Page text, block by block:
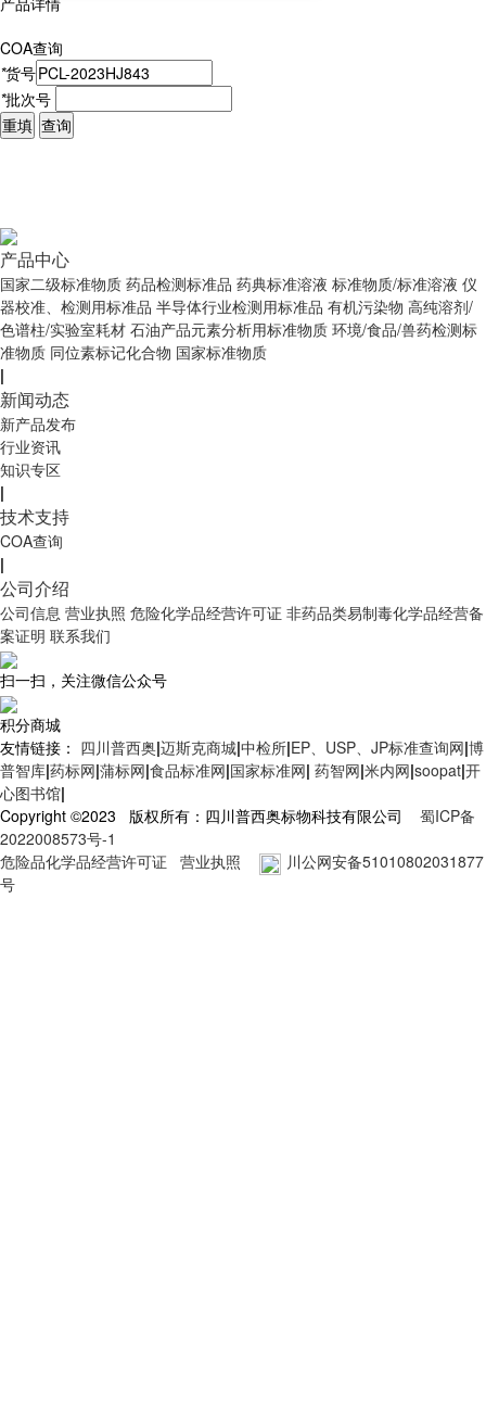
COA查询
*货号
*批次号
重填 查询
产品中心
国家二级标准物质 药品检测标准品 药典标准溶液 标准物质/标准溶液 仪
器校准、检测用标准品 半导体行业检测用标准品 有机污染物 高纯溶剂/
色谱柱/实验室耗材 石油产品元素分析用标准物质 环境/食品/兽药检测标
准物质 同位素标记化合物 国家标准物质
|
新闻动态
新产品发布
行业资讯
知识专区
|
技术支持
COA查询
|
公司介绍
公司信息 营业执照 危险化学品经营许可证 非药品类易制毒化学品经营备
案证明 联系我们
扫一扫，关注微信公众号
积分商城
友情链接： 四川普西奥|迈斯克商城|中检所|EP、USP、JP标准查询网|博
普智库|药标网|蒲标网|食品标准网|国家标准网| 药智网|米内网|soopat|开
心图书馆|
Copyright ©2023 版权所有：四川普西奥标物科技有限公司 蜀ICP备
2022008573号-1
危险品化学品经营许可证
营业执照
川公网安备51010802031877
号